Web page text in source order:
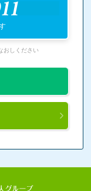
おしください